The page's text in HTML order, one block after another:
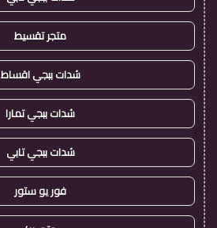
متجر تقسيط
شدات ببجي اقساط
شدات ببجي تمارا
شدات ببجي تابي
فور يو ستور